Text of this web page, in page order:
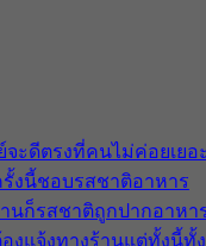
ะดีตรงที่คนไม่ค่อยเยอ
รั้งนี้ชอบรสชาติอาหาร
นก็รสชาติถูกปากอาหา
งแจ้งทางร้านแต่ทั้งนี้ทั้ง